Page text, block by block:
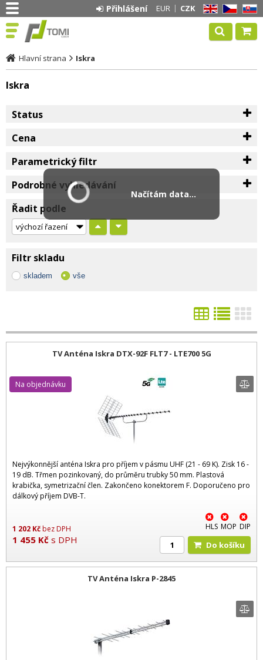
EN CZ SK
EUR CZK
Přihlášení
Hlavní strana Iskra
Iskra
Status
Cena
Parametrický filtr
Podrobné vyhledávání
Řadit podle
Filtr skladu
skladem vše
TV Anténa Iskra DTX-92F FLT7 - LTE700 5G
Nejvýkonnější anténa Iskra pro příjem v pásmu UHF (21 - 69 K). Zisk 16 -
19 dB. Třmen pozinkovaný, do průměru trubky 50 mm. Plastová
krabička, symetrizační člen. Zakončeno konektorem F. Doporučeno pro
dálkový příjem DVB-T.
1 202 Kčbez DPH
1 455 Kč s DPH
Na objednávku
HLS MOP DIP
Do košíku
TV Anténa Iskra P-2845
Načítám data...